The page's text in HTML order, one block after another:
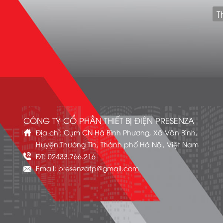
CÔNG TY CỔ PHẦN THIẾT BỊ ĐIỆN PRESENZA
Địa chỉ: Cụm CN Hà Bình Phương, Xã Văn Bình,
Huyện Thường Tín, Thành phố Hà Nội, Việt Nam
ĐT: 02433.766.216
Email: presenzatp@gmail.com